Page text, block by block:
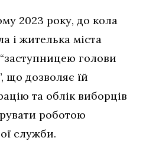
2023 року, до кола
і жителька міста
голови
що дозволяє їй
та облік виборців
роботою
служби.